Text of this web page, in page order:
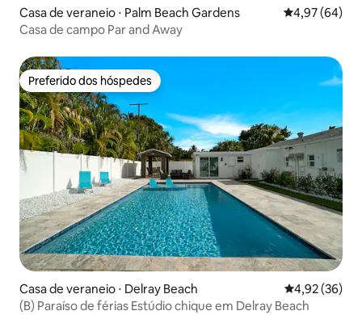
Casa de veraneio ⋅ Palm Beach Gardens 4,97 de uma
4,97 (64)
Casa de campo Par and Away
Preferido dos hóspedes
Preferido dos hóspedes
Casa de veraneio ⋅ Delray Beach 4,92 de uma
4,92 (36)
(B) Paraíso de férias Estúdio chique em Delray Beach